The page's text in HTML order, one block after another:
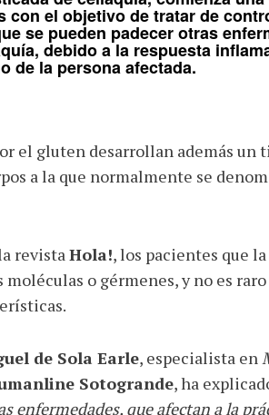
el objetivo de tratar de
se pueden padecer otras
debido a la respuesta
de la persona afectada.
el gluten desarrollan además un
a la que normalmente se
revista Hola!, los pacientes que
o gérmenes, y no es
de Sola Earle, especialista en
Sotogrande, ha
enfermedades, que afectan a la